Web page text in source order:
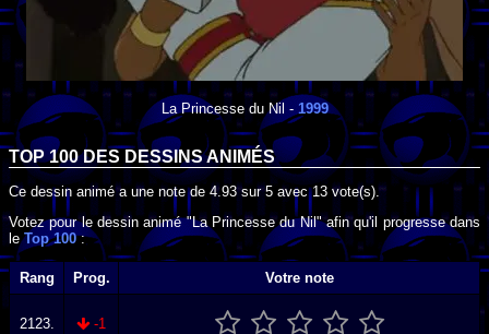
La Princesse du Nil - 1999
TOP 100 DES DESSINS ANIMÉS
Ce dessin animé a une note de 4.93sur5 avec13 vote(s).
Votez pour le dessin animé "La Princesse du Nil" afin qu'il progresse dans
leTop 100:
Rang Prog. Votre note
2123. -1